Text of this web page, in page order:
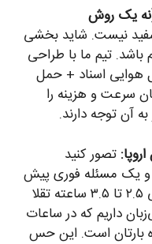
یک روش
نیست. شاید بخشی
تیم ما با طراحی
هوایی اسناد + حمل
سرعت و هزینه را
آن توجه دارند.
تصور کنید
و یک مسئله فوری پیش
آمده. نیازی نیست با اختلاف زمانی ۲.۵ تا ۳.۵ ساعته تقلا
داریم که در ساعات
بارتان است. این حس